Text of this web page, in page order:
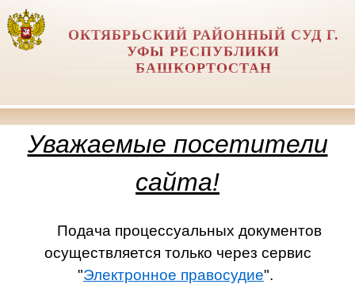
ОКТЯБРЬСКИЙ РАЙОННЫЙ СУД Г.
УФЫ РЕСПУБЛИКИ
БАШКОРТОСТАН
Уважаемые посетители
сайта!
Подача процессуальных документов
осуществляется только через сервис
"Электронное правосудие".